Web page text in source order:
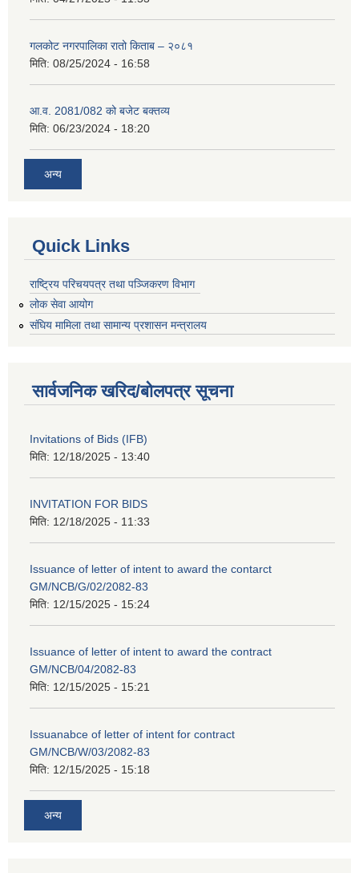
गलकोट नगरपालिका रातो किताब – २०८१
मिति: 08/25/2024 - 16:58
आ.व. 2081/082 को बजेट बक्तव्य
मिति: 06/23/2024 - 18:20
अन्य
Quick Links
राष्ट्रिय परिचयपत्र तथा पञ्जिकरण विभाग
लोक सेवा आयोग
संघिय मामिला तथा सामान्य प्रशासन मन्त्रालय
सार्वजनिक खरिद/बोलपत्र सूचना
Invitations of Bids (IFB)
मिति: 12/18/2025 - 13:40
INVITATION FOR BIDS
मिति: 12/18/2025 - 11:33
Issuance of letter of intent to award the contarct
GM/NCB/G/02/2082-83
मिति: 12/15/2025 - 15:24
Issuance of letter of intent to award the contract
GM/NCB/04/2082-83
मिति: 12/15/2025 - 15:21
Issuanabce of letter of intent for contract
GM/NCB/W/03/2082-83
मिति: 12/15/2025 - 15:18
अन्य